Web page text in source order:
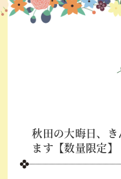
秋田の大晦日、
ます【数量限定】